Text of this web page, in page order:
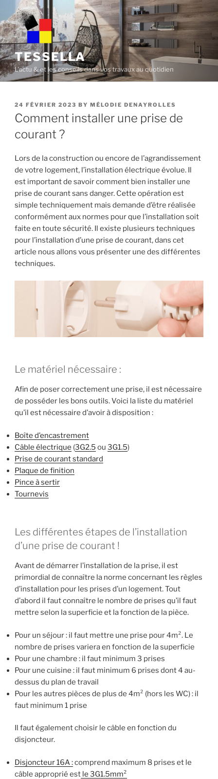
content
TESSELLA
L'actu & et les conseils dans vos travaux au quotidien
POSTED
ON
24 FÉVRIER 2023 BY MÉLODIE DENAYROLLES
Comment installer une prise de
courant ?
Lors de la construction ou encore de l’agrandissement
de votre logement, l’installation électrique évolue. Il
est important de savoir comment bien installer une
prise de courant sans danger. Cette opération est
simple techniquement mais demande d’être réalisée
conformément aux normes pour que l’installation soit
faite en toute sécurité. Il existe plusieurs techniques
pour l’installation d’une prise de courant, dans cet
article nous allons vous présenter une des différentes
techniques.
Le matériel nécessaire :
Afin de poser correctement une prise, il est nécessaire
de posséder les bons outils. Voici la liste du matériel
qu’il est nécessaire d’avoir à disposition :
Boîte d’encastrement
Câble électrique (3G2.5 ou 3G1.5)
Prise de courant standard
Plaque de finition
Pince à sertir
Tournevis
Les différentes étapes de l’installation
d’une prise de courant !
Avant de démarrer l’installation de la prise, il est
primordial de connaître la norme concernant les règles
d’installation pour les prises d’un logement. Tout
d’abord il faut connaître le nombre de prises qu’il faut
mettre selon la superficie et la fonction de la pièce.
Pour un séjour : il faut mettre une prise pour 4m². Le
nombre de prises variera en fonction de la superficie
Pour une chambre : il faut minimum 3 prises
Pour une cuisine : il faut minimum 6 prises dont 4 au-
dessus du plan de travail
Pour les autres pièces de plus de 4m² (hors les WC) : il
faut minimum 1 prise
Il faut également choisir le câble en fonction du
disjoncteur.
Disjoncteur 16A :comprend maximum 8 prises et le
câble approprié est le 3G1.5mm²